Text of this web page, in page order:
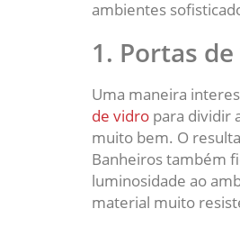
ambientes
1. Portas
Uma maneira
de vidro para dividir
muito bem. O
Banheiros também
luminosidade ao
material muito